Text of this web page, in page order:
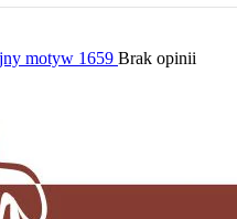
motyw 1659 Brak opinii